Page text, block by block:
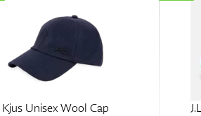
Kjus Unisex Wool Cap